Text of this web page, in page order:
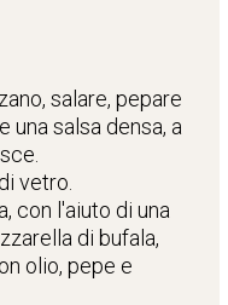
salare, pepare
una salsa densa, a
vetro.
con l'aiuto di una
di bufala,
olio, pepe e